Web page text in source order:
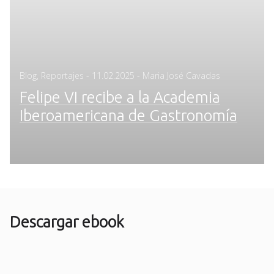
Blog Reportajes - Posted
11.02.2025 - Maria José Cavadas
Felipe VI recibe a la Academia
Iberoamericana de Gastronomía
Descargar ebook